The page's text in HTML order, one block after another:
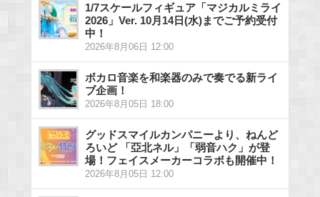
1/7スケールフィギュア「マジカルミライ
2026」Ver. 10月14日(水)までご予約受付
中！
2026年8月06日 12:00
ボカロ音楽を和楽器のみで奏でる新ライ
ブ企画！
2026年8月05日 18:00
グッドスマイルカンパニーより、ねんど
ろいど 「亞北ネル」「弱音ハク」が登
場！フェイスメーカーコラボも開催中！
2026年8月05日 12:00